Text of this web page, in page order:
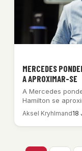
MERCEDES
A APROXIMAR-SE
A Mercedes
Hamilton se
Aksel Kryhlmand18